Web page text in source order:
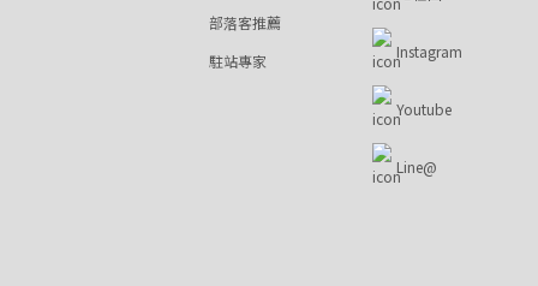
部落客推薦
駐站專家
Instagram
Youtube
Line@